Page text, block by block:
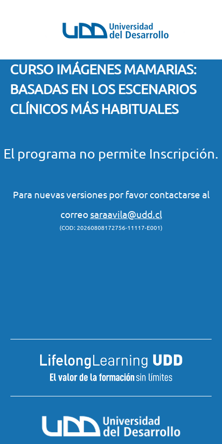
CURSO IMÁGENES MAMARIAS:
BASADAS EN LOS ESCENARIOS
CLÍNICOS MÁS HABITUALES
El programa no permite Inscripción.
Para nuevas versiones por favor contactarse al
correo saraavila@udd.cl
(COD: 20260808172756-11117-E001)